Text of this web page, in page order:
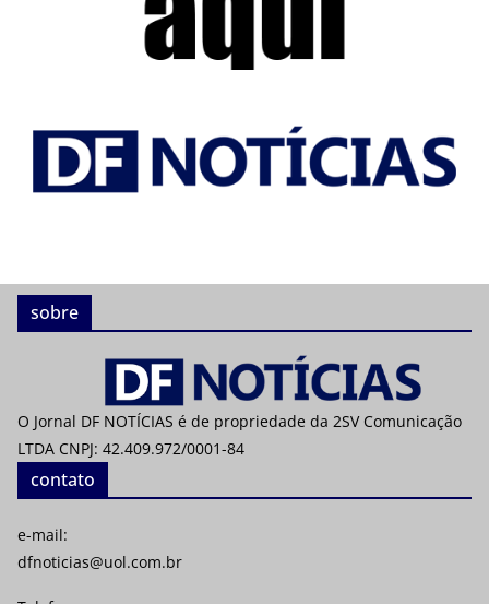
sobre
O Jornal DF NOTÍCIAS é de propriedade da 2SV Comunicação
LTDA CNPJ: 42.409.972/0001-84
contato
e-mail:
dfnoticias@uol.com.br